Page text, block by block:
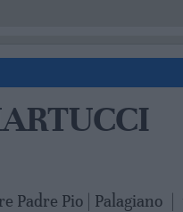
Padre Pio | Palagiano